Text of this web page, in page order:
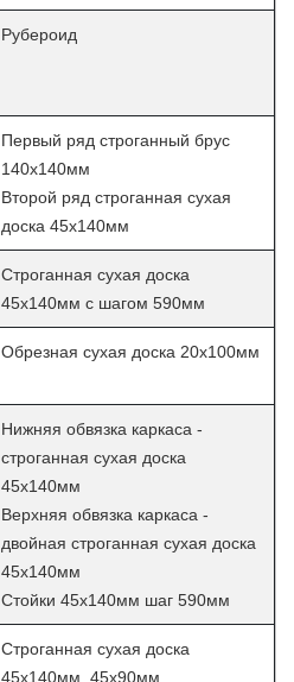
Рубероид
Первый ряд строганный брус
140х140мм
Второй ряд строганная сухая
доска 45х140мм
Строганная сухая доска
45х140мм с шагом 590мм
Обрезная сухая доска 20х100мм
Нижняя обвязка каркаса -
строганная сухая доска
45х140мм
Верхняя обвязка каркаса -
двойная строганная сухая доска
45х140мм
Стойки 45х140мм шаг 590мм
Строганная сухая доска
45х140мм, 45х90мм